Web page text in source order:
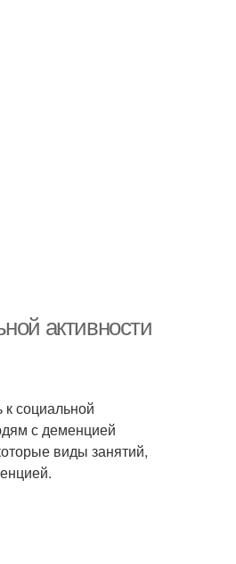
активности
социальной
с деменцией
виды занятий,